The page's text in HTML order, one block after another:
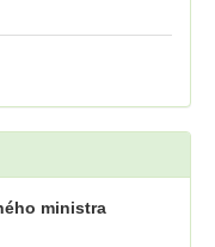
ministra